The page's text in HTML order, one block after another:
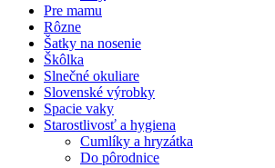
Pre mamu
Rôzne
Šatky na nosenie
Škôlka
Slnečné okuliare
Slovenské výrobky
Spacie vaky
Starostlivosť a hygiena
Cumlíky a hryzátka
Do pôrodnice